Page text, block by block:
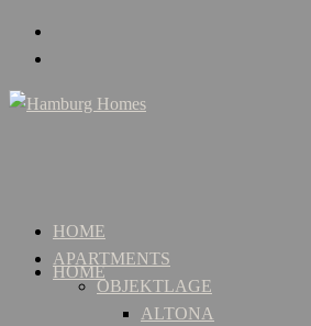
HOME
HOME
APARTMENTS
OBJEKTLAGE
ALTONA